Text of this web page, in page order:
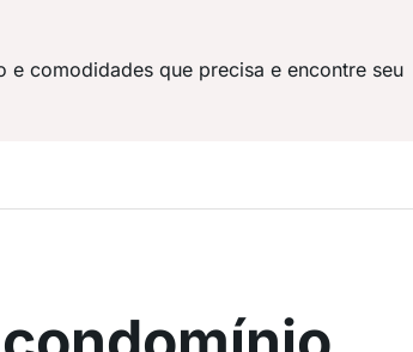
comodidades que precisa e encontre seu